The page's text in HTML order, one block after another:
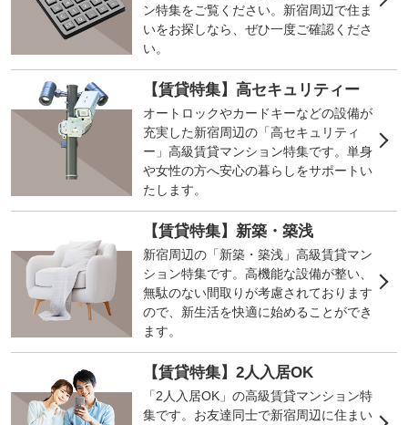
ン特集をご覧ください。新宿周辺で住ま
いをお探しなら、ぜひ一度ご確認くださ
い。
【賃貸特集】高セキュリティー
オートロックやカードキーなどの設備が
充実した新宿周辺の「高セキュリティ
ー」高級賃貸マンション特集です。単身
や女性の方へ安心の暮らしをサポートい
たします。
【賃貸特集】新築・築浅
新宿周辺の「新築・築浅」高級賃貸マン
ション特集です。高機能な設備が整い、
無駄のない間取りが考慮されております
ので、新生活を快適に始めることができ
ます。
【賃貸特集】2人入居OK
「2人入居OK」の高級賃貸マンション特
集です。お友達同士で新宿周辺に住まい